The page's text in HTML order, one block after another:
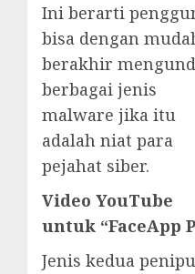
Ini berarti
bisa dengan
berakhir
berbagai jenis
malware jika itu
adalah niat para
pejahat siber.
Video YouTube
untuk “FaceApp
Jenis kedua